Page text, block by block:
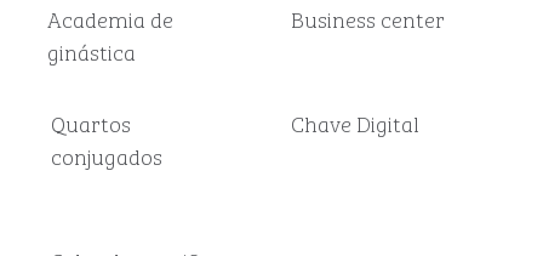
Academia de
ginástica
Business center
Quartos
conjugados
Chave Digital